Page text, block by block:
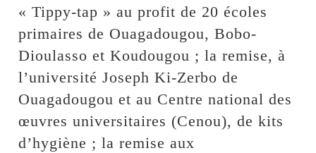
« Tippy-tap » au profit de 20 écoles
primaires de Ouagadougou, Bobo-
Dioulasso et Koudougou ; la remise, à
l’université Joseph Ki-Zerbo de
Ouagadougou et au Centre national des
œuvres universitaires (Cenou), de kits
d’hygiène ; la remise aux